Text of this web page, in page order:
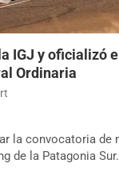
IGJ y oficializó
Ordinaria
la convocatoria de
de la Patagonia